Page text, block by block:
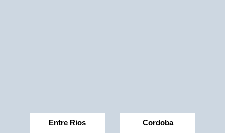
Entre Rios Cordoba